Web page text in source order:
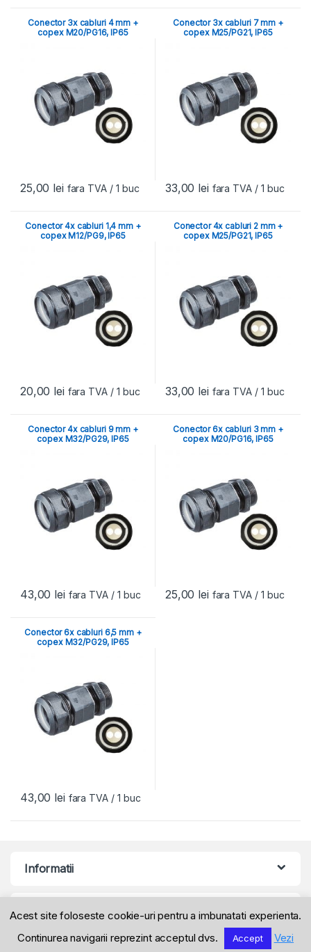
Conector 3x cabluri 4 mm +
copex M20/PG16, IP65
25,00 lei fara TVA / 1 buc
Conector 3x cabluri 7 mm +
copex M25/PG21, IP65
33,00 lei fara TVA / 1 buc
Conector 4x cabluri 1,4 mm +
copex M12/PG9, IP65
20,00 lei fara TVA / 1 buc
Conector 4x cabluri 2 mm +
copex M25/PG21, IP65
33,00 lei fara TVA / 1 buc
Conector 4x cabluri 9 mm +
copex M32/PG29, IP65
43,00 lei fara TVA / 1 buc
Conector 6x cabluri 3 mm +
copex M20/PG16, IP65
25,00 lei fara TVA / 1 buc
Conector 6x cabluri 6,5 mm +
copex M32/PG29, IP65
43,00 lei fara TVA / 1 buc
Informatii
Produse
Acest site foloseste cookie-uri pentru a imbunatati experienta.
Continurea navigarii reprezint acceptul dvs.
Accept Vezi